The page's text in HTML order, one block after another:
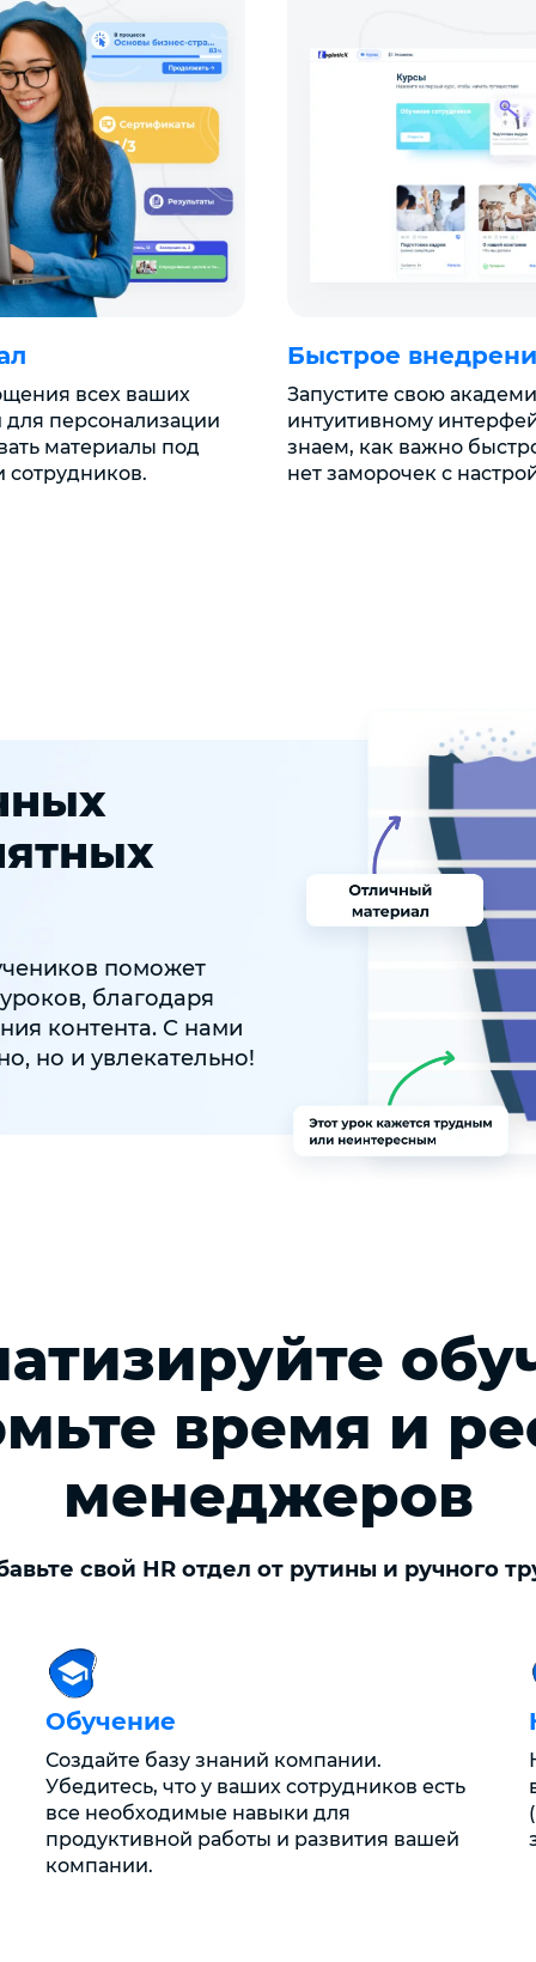
всех ваших
персонализации
материалы под
сотрудников.
Быстрое
Запустите свою
интуитивному
знаем, как важно
нет заморочек с
поможет
благодаря
контента. С нами
но и увлекательно!
время и
менеджеров
свой HR отдел от рутины и ручного
Обучение
Создайте базу знаний компании.
Убедитесь, что у ваших сотрудников есть
все необходимые навыки для
продуктивной работы и развития вашей
компании.